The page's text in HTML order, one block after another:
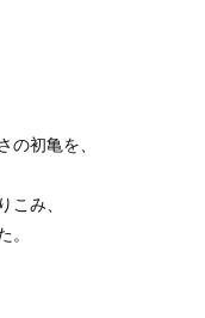
の初亀を、
こみ、
。